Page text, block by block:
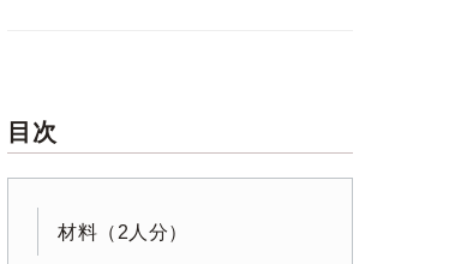
目次
材料（2人分）